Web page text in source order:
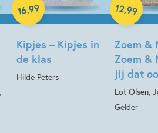
Kipjes – Kipjes in
de klas
Hilde Peters
16,99
Zoem &
Zoem &
jij dat
Lot Olsen,
Gelder
12,99
Hardcover